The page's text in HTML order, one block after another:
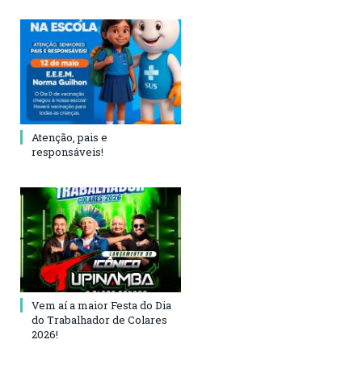
Atenção, pais e
responsáveis!
Vem aí a maior Festa do Dia
do Trabalhador de Colares
2026!